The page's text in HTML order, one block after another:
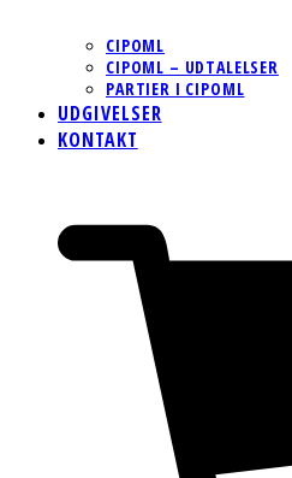
CIPOML
CIPOML – UDTALELSER
PARTIER I CIPOML
UDGIVELSER
KONTAKT